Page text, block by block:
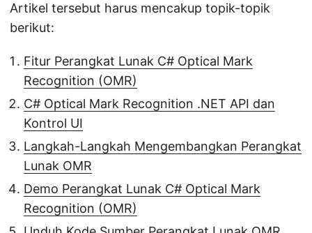
Artikel tersebut harus mencakup topik-topik
berikut:
Fitur Perangkat Lunak C# Optical Mark
Recognition (OMR)
C# Optical Mark Recognition .NET API dan
Kontrol UI
Langkah-Langkah Mengembangkan Perangkat
Lunak OMR
Demo Perangkat Lunak C# Optical Mark
Recognition (OMR)